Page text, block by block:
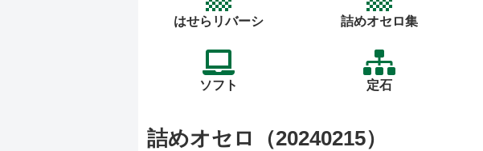
はせらリバーシ 詰めオセロ集
ソフト 定石
詰めオセロ（20240215）